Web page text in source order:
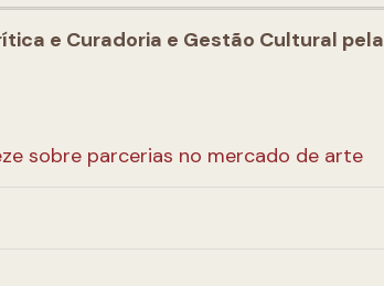
e Curadoria e Gestão Cultural pela
sobre parcerias no mercado de arte